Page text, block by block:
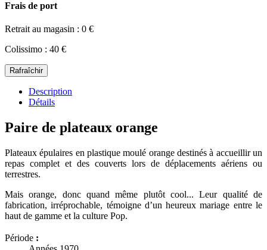
Frais de port
Retrait au magasin : 0 €
Colissimo : 40 €
Description
Détails
Paire de plateaux orange
Plateaux épulaires en plastique moulé orange destinés à accueillir un
repas complet et des couverts lors de déplacements aériens ou
terrestres.
Mais orange, donc quand même plutôt cool... Leur qualité de
fabrication, irréprochable, témoigne d’un heureux mariage entre le
haut de gamme et la culture Pop.
Période :